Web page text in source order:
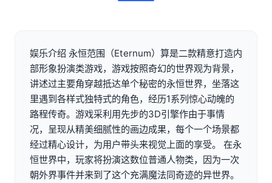
娱乐介绍 永恒范围（Eternum）算是二款精意打造内
部形象扮演类游戏，游戏按照奇幻的世界观为背景，
讲述过主要角穿越抵达单个秘密的永恒世界，坐落这
里遇到各样式独特式的角色，经历1系列惊心动魄的
路程传奇。游戏采利用先步的3D引擎作由于事情
况，呈现从精美细腻性的画边成果，每个一个场景都
经过精心设计，为用户带头来视觉上面的享受。 在永
恒世界中，玩家将扮演这数位普通人物类，因为一次
朝外界事件并来到了这个充满魔法同奇迹的异世界。